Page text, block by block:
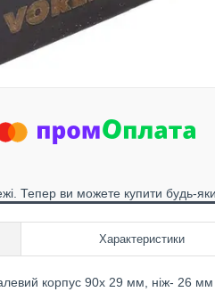
Тепер ви можете купити будь-
Характеристики
корпус 90х 29 мм, ніж- 26 мм